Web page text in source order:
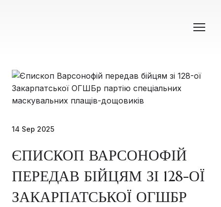
14 Sep 2025
ЄПИСКОП ВАРСОНОФІЙ
ПЕРЕДАВ БІЙЦЯМ ЗІ 128-ОЇ
ЗАКАРПАТСЬКОЇ ОГШБР